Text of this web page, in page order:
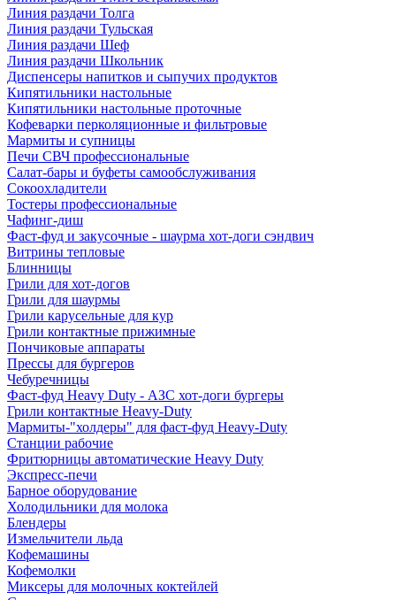
Линия раздачи Толга
Линия раздачи Тульская
Линия раздачи Шеф
Линия раздачи Школьник
Диспенсеры напитков и сыпучих продуктов
Кипятильники настольные
Кипятильники настольные проточные
Кофеварки перколяционные и фильтровые
Мармиты и супницы
Печи СВЧ профессиональные
Салат-бары и буфеты самообслуживания
Сокоохладители
Тостеры профессиональные
Чафинг-диш
Фаст-фуд и закусочные - шаурма хот-доги сэндвич
Витрины тепловые
Блинницы
Грили для хот-догов
Грили для шаурмы
Грили карусельные для кур
Грили контактные прижимные
Пончиковые аппараты
Прессы для бургеров
Чебуречницы
Фаст-фуд Heavy Duty - АЗС хот-доги бургеры
Грили контактные Heavy-Duty
Мармиты-"холдеры" для фаст-фуд Heavy-Duty
Станции рабочие
Фритюрницы автоматические Heavy Duty
Экспресс-печи
Барное оборудование
Холодильники для молока
Блендеры
Измельчители льда
Кофемашины
Кофемолки
Миксеры для молочных коктейлей